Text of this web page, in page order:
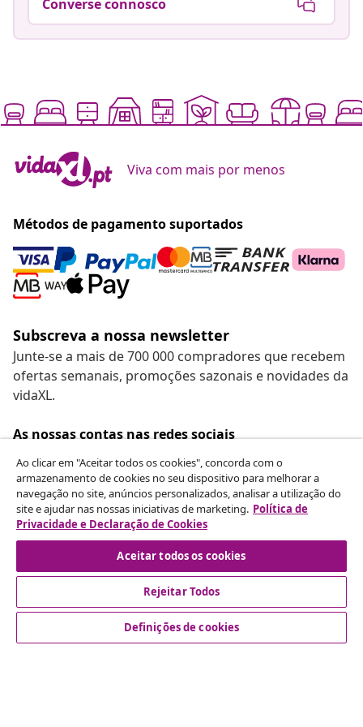
Converse connosco
Viva com mais por menos
Métodos de pagamento suportados
Subscreva a nossa newsletter
Junte-se a mais de 700 000 compradores que recebem
ofertas semanais, promoções sazonais e novidades da
vidaXL.
As nossas contas nas redes sociais
Rescindir o contrato
Envie um pedido de rescisão da sua encomenda.
Rescindir o contrato
Atendimento ao cliente
Ao clicar em "Aceitar todos os cookies", concorda com o
armazenamento de cookies no seu dispositivo para melhorar a
navegação no site, anúncios personalizados, analisar a utilização do
site e ajudar nas nossas iniciativas de marketing. Política de
Privacidade e Declaração de Cookies
Aceitar todos os cookies
Rejeitar Todos
Definições de cookies